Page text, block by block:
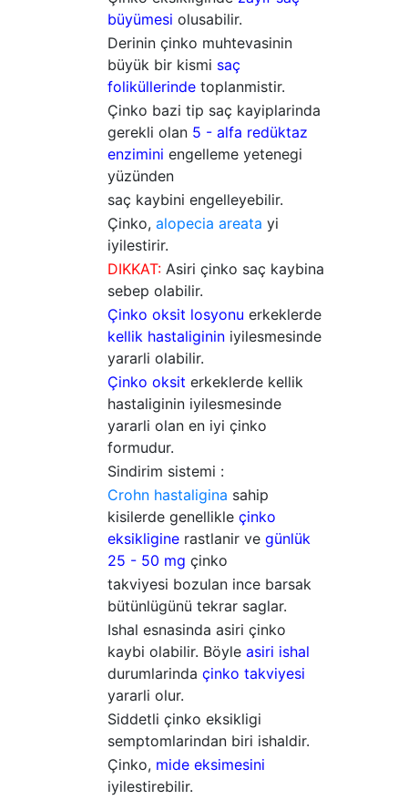
büyümesi olusabilir.
Derinin çinko muhtevasinin
büyük bir kismi saç
foliküllerinde toplanmistir.
Çinko bazi tip saç kayiplarinda
gerekli olan 5 - alfa redüktaz
enzimini engelleme yetenegi
yüzünden
saç kaybini engelleyebilir.
Çinko, alopecia areata yi
iyilestirir.
DIKKAT: Asiri çinko saç kaybina
sebep olabilir.
Çinko oksit losyonu erkeklerde
kellik hastaliginin iyilesmesinde
yararli olabilir.
Çinko oksit erkeklerde kellik
hastaliginin iyilesmesinde
yararli olan en iyi çinko
formudur.
Sindirim sistemi :
Crohn hastaligina sahip
kisilerde genellikle çinko
eksikligine rastlanir ve günlük
25 - 50 mg çinko
takviyesi bozulan ince barsak
bütünlügünü tekrar saglar.
Ishal esnasinda asiri çinko
kaybi olabilir. Böyle asiri ishal
durumlarinda çinko takviyesi
yararli olur.
Siddetli çinko eksikligi
semptomlarindan biri ishaldir.
Çinko, mide eksimesini
iyilestirebilir.